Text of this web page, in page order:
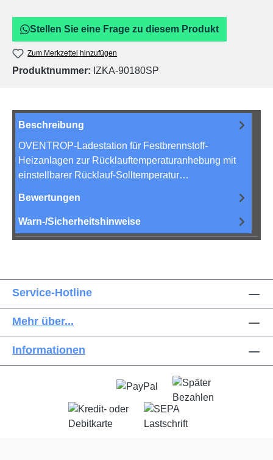
Stellen Sie eine Frage zu diesem Produkt
Zum Merkzettel hinzufügen
Produktnummer: IZKA-90180SP
Beschreibung
OVENTROP-Ladestation für Festbrennstoff-
Heizanlagen zur Rücklauftemperaturanhebung mit
einstellbarer Rücklauf-Solltemperatur…
Bewertungen
Warn-/Sicherheitshinweise
Service-Hotline
Mehr über...
Informationen